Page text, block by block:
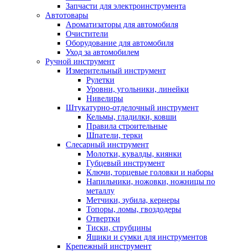
Запчасти для электроинструмента
Автотовары
Ароматизаторы для автомобиля
Очистители
Оборудование для автомобиля
Уход за автомобилем
Ручной инструмент
Измерительный инструмент
Рулетки
Уровни, угольники, линейки
Нивелиры
Штукатурно-отделочный инструмент
Кельмы, гладилки, ковши
Правила строительные
Шпатели, терки
Слесарный инструмент
Молотки, кувалды, киянки
Губцевый инструмент
Ключи, торцевые головки и наборы
Напильники, ножовки, ножницы по
металлу
Метчики, зубила, кернеры
Топоры, ломы, гвоздодеры
Отвертки
Тиски, струбцины
Ящики и сумки для инструментов
Крепежный инструмент